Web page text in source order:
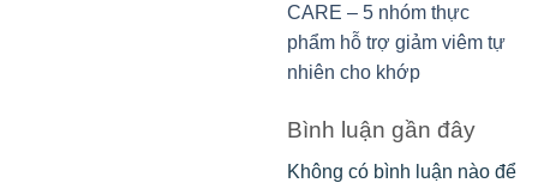
CARE – 5 nhóm thực
phẩm hỗ trợ giảm viêm tự
nhiên cho khớp
Bình luận gần đây
Không có bình luận nào để